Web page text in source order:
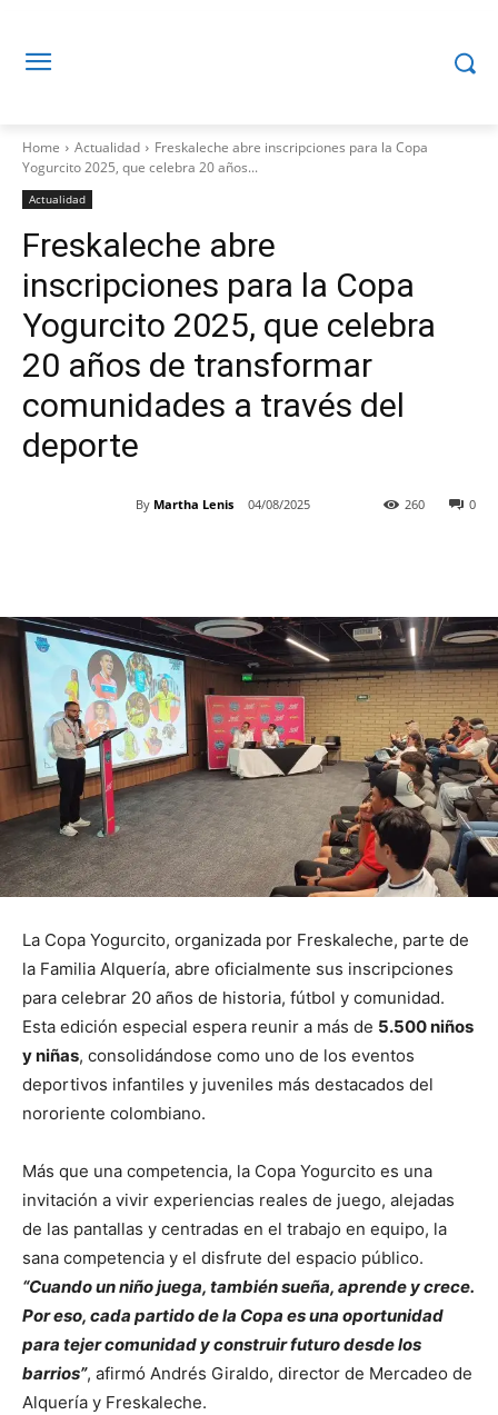
Home Actualidad
Freskaleche abre inscripciones para la Copa
Yogurcito 2025, que celebra 20 años...
Actualidad
Freskaleche abre
inscripciones para la Copa
Yogurcito 2025, que celebra
20 años de transformar
comunidades a través del
deporte
By Martha Lenis 04/08/2025 0
260
La Copa Yogurcito, organizada por Freskaleche, parte de
la Familia Alquería, abre oficialmente sus inscripciones
para celebrar 20 años de historia, fútbol y comunidad.
Esta edición especial espera reunir a más de 5.500 niños
y niñas, consolidándose como uno de los eventos
deportivos infantiles y juveniles más destacados del
nororiente colombiano.
Más que una competencia, la Copa Yogurcito es una
invitación a vivir experiencias reales de juego, alejadas
de las pantallas y centradas en el trabajo en equipo, la
sana competencia y el disfrute del espacio público.
“Cuando un niño juega, también sueña, aprende y crece.
Por eso, cada partido de la Copa es una oportunidad
para tejer comunidad y construir futuro desde los
barrios”, afirmó Andrés Giraldo, director de Mercadeo de
Alquería y Freskaleche.